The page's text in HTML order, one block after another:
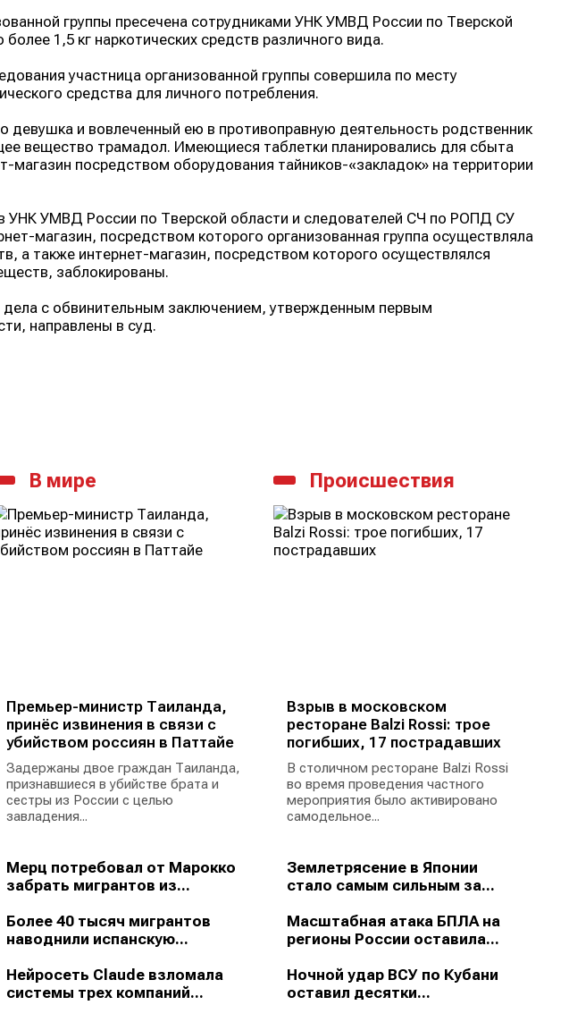
группы пресечена сотрудниками УНК УМВД России по Тверской
1,5 кг наркотических средств различного вида.
участница организованной группы совершила по месту
средства для личного потребления.
девушка и вовлеченный ею в противоправную деятельность родственник
вещество трамадол. Имеющиеся таблетки планировались для сбыта
магазин посредством оборудования тайников-«закладок» на территории
УНК УМВД России по Тверской области и следователей СЧ по РОПД СУ
магазин, посредством которого организованная группа осуществляла
а также интернет-магазин, посредством которого осуществлялся
заблокированы.
с обвинительным заключением, утвержденным первым
направлены в суд.
В мире
Премьер-министр Таиланда,
принёс извинения в связи с
убийством россиян в Паттайе
Задержаны двое граждан Таиланда,
признавшиеся в убийстве брата и
сестры из России с целью
завладения...
Мерц потребовал от Марокко
забрать мигрантов из...
Более 40 тысяч мигрантов
наводнили испанскую...
Нейросеть Claude взломала
системы трех компаний...
Происшествия
Взрыв в московском
ресторане Balzi Rossi: трое
погибших, 17 пострадавших
В столичном ресторане Balzi Rossi
во время проведения частного
мероприятия было активировано
самодельное...
Землетрясение в Японии
стало самым сильным за...
Масштабная атака БПЛА на
регионы России оставила...
Ночной удар ВСУ по Кубани
оставил десятки...